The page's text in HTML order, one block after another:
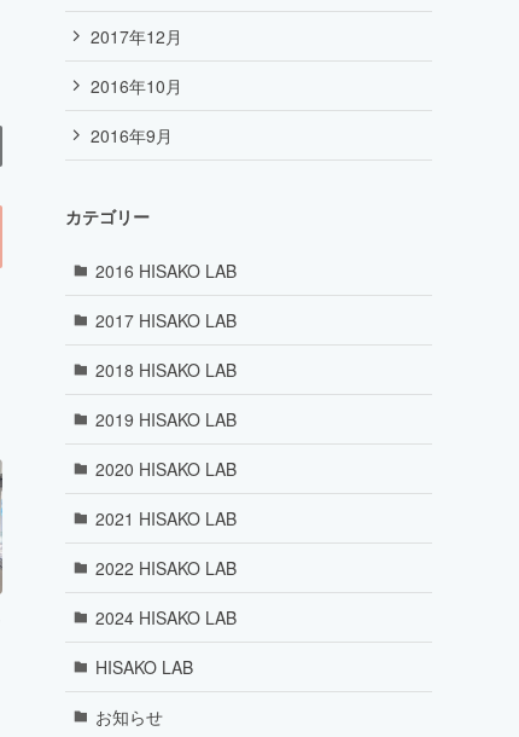
2017年12月
2016年10月
2016年9月
カテゴリー
2016 HISAKO LAB
2017 HISAKO LAB
2018 HISAKO LAB
2019 HISAKO LAB
2020 HISAKO LAB
2021 HISAKO LAB
2022 HISAKO LAB
2024 HISAKO LAB
HISAKO LAB
お知らせ